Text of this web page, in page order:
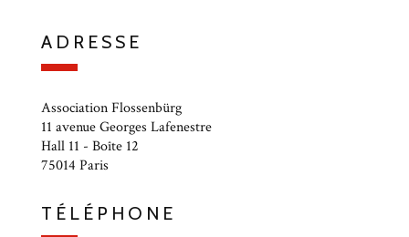
ADRESSE
Association Flossenbürg
11 avenue Georges Lafenestre
Hall 11 - Boîte 12
75014 Paris
TÉLÉPHONE